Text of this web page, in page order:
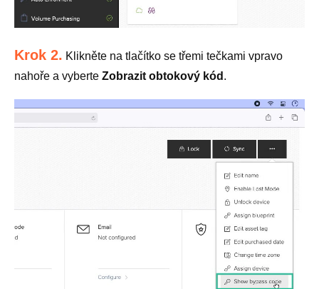
Krok 2. Klikněte na tlačítko se třemi tečkami vpravo
nahoře a vyberte Zobrazit obtokový kód .